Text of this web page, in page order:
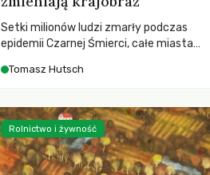
Setki milionów ludzi zmarły podczas
epidemii Czarnej Śmierci, całe miasta
pierwsze liście nowych dębów rozwijały
podnosiła się po jednej z największych
katastrof w swoich dziejach.
Tomasz Hutsch
Rolnictwo i żywność